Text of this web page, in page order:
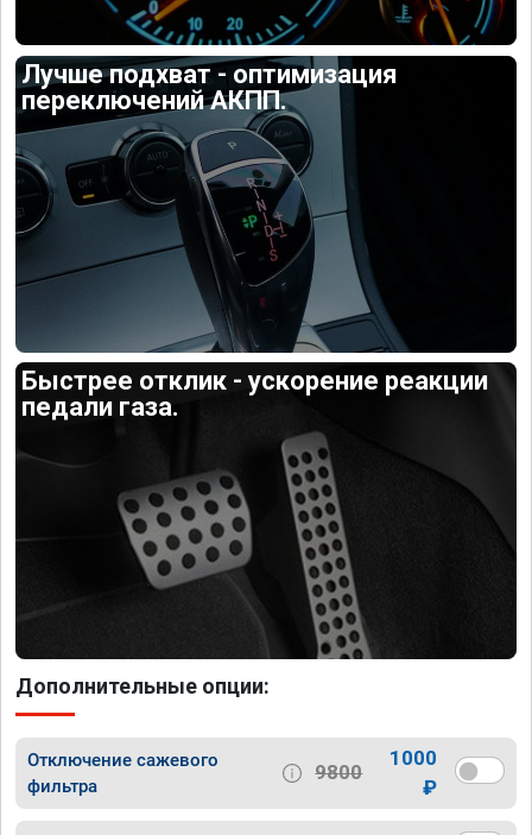
Лучше подхват - оптимизация
переключений АКПП.
Быстрее отклик - ускорение реакции
педали газа.
Дополнительные опции:
Отключение сажевого
фильтра
9800
1000
₽